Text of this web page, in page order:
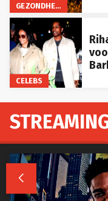
GEZONDHEID
CELEBS
